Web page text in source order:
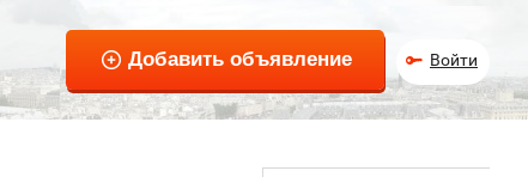
Войти